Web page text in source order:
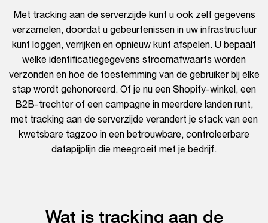
Met tracking aan de serverzijde kunt u ook zelf gegevens
verzamelen, doordat u gebeurtenissen in uw infrastructuur
kunt loggen, verrijken en opnieuw kunt afspelen. U bepaalt
welke identificatiegegevens stroomafwaarts worden
verzonden en hoe de toestemming van de gebruiker bij elke
stap wordt gehonoreerd. Of je nu een Shopify-winkel, een
B2B-trechter of een campagne in meerdere landen runt,
met tracking aan de serverzijde verandert je stack van een
kwetsbare tagzoo in een betrouwbare, controleerbare
datapijplijn die meegroeit met je bedrijf.
Wat is tracking aan de